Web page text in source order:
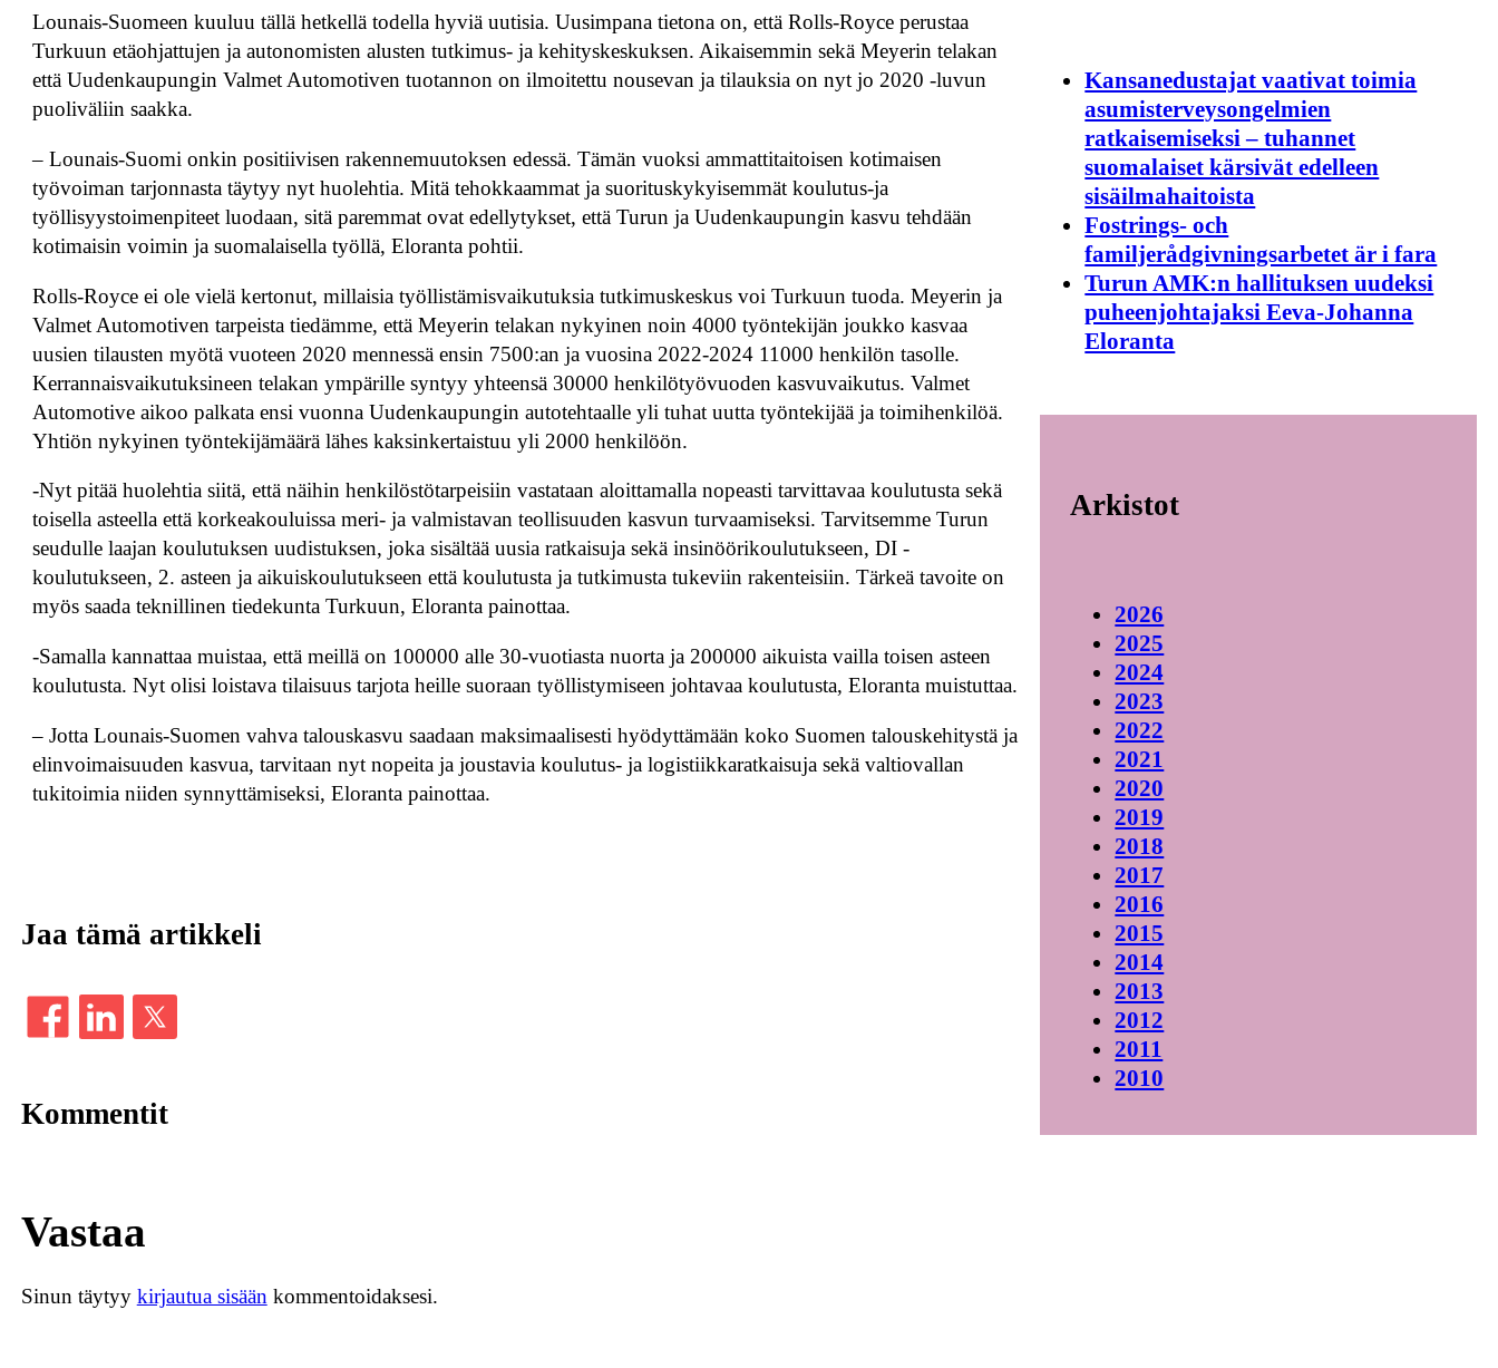
Lounais-Suomeen kuuluu tällä hetkellä todella hyviä uutisia. Uusimpana tietona on, että Rolls-Royce perustaa
Turkuun etäohjattujen ja autonomisten alusten tutkimus- ja kehityskeskuksen. Aikaisemmin sekä Meyerin telakan
että Uudenkaupungin Valmet Automotiven tuotannon on ilmoitettu nousevan ja tilauksia on nyt jo 2020 -luvun
puoliväliin saakka.
– Lounais-Suomi onkin positiivisen rakennemuutoksen edessä. Tämän vuoksi ammattitaitoisen kotimaisen
työvoiman tarjonnasta täytyy nyt huolehtia. Mitä tehokkaammat ja suorituskykyisemmät koulutus-ja
työllisyystoimenpiteet luodaan, sitä paremmat ovat edellytykset, että Turun ja Uudenkaupungin kasvu tehdään
kotimaisin voimin ja suomalaisella työllä, Eloranta pohtii.
Rolls-Royce ei ole vielä kertonut, millaisia työllistämisvaikutuksia tutkimuskeskus voi Turkuun tuoda. Meyerin ja
Valmet Automotiven tarpeista tiedämme, että Meyerin telakan nykyinen noin 4000 työntekijän joukko kasvaa
uusien tilausten myötä vuoteen 2020 mennessä ensin 7500:an ja vuosina 2022-2024 11000 henkilön tasolle.
Kerrannaisvaikutuksineen telakan ympärille syntyy yhteensä 30000 henkilötyövuoden kasvuvaikutus. Valmet
Automotive aikoo palkata ensi vuonna Uudenkaupungin autotehtaalle yli tuhat uutta työntekijää ja toimihenkilöä.
Yhtiön nykyinen työntekijämäärä lähes kaksinkertaistuu yli 2000 henkilöön.
-Nyt pitää huolehtia siitä, että näihin henkilöstötarpeisiin vastataan aloittamalla nopeasti tarvittavaa koulutusta sekä
toisella asteella että korkeakouluissa meri- ja valmistavan teollisuuden kasvun turvaamiseksi. Tarvitsemme Turun
seudulle laajan koulutuksen uudistuksen, joka sisältää uusia ratkaisuja sekä insinöörikoulutukseen, DI -
koulutukseen, 2. asteen ja aikuiskoulutukseen että koulutusta ja tutkimusta tukeviin rakenteisiin. Tärkeä tavoite on
myös saada teknillinen tiedekunta Turkuun, Eloranta painottaa.
-Samalla kannattaa muistaa, että meillä on 100000 alle 30-vuotiasta nuorta ja 200000 aikuista vailla toisen asteen
koulutusta. Nyt olisi loistava tilaisuus tarjota heille suoraan työllistymiseen johtavaa koulutusta, Eloranta muistuttaa.
– Jotta Lounais-Suomen vahva talouskasvu saadaan maksimaalisesti hyödyttämään koko Suomen talouskehitystä ja
elinvoimaisuuden kasvua, tarvitaan nyt nopeita ja joustavia koulutus- ja logistiikkaratkaisuja sekä valtiovallan
tukitoimia niiden synnyttämiseksi, Eloranta painottaa.
Jaa tämä artikkeli
Kommentit
Vastaa
Sinun täytyy kirjautua sisäänkommentoidaksesi.
Kansanedustajat vaativat toimia
asumisterveysongelmien
ratkaisemiseksi – tuhannet
suomalaiset kärsivät edelleen
sisäilmahaitoista
Fostrings- och
familjerådgivningsarbetet är i fara
Turun AMK:n hallituksen uudeksi
puheenjohtajaksi Eeva-Johanna
Eloranta
Arkistot
2026
2025
2024
2023
2022
2021
2020
2019
2018
2017
2016
2015
2014
2013
2012
2011
2010